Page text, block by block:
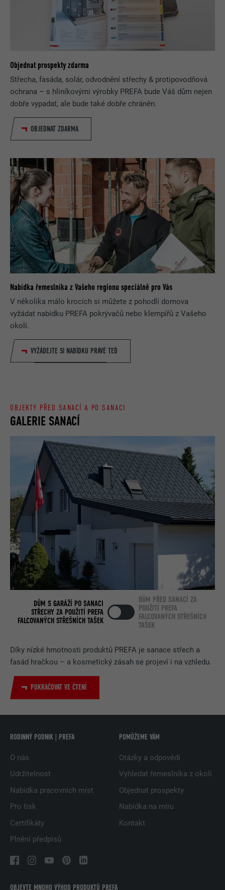
Objednat prospekty zdarma
Střecha, fasáda, solár, odvodnění střechy & protipovodňová
ochrana – s hliníkovými výrobky PREFA bude Váš dům nejen
dobře vypadat, ale bude také dobře chráněn.
OBJEDNAT ZDARMA
Nabídka řemeslníka z Vašeho regionu speciálně pro Vás
V několika málo krocích si můžete z pohodlí domova
vyžádat nabídku PREFA pokrývačů nebo klempířů z Vašeho
okolí.
VYŽÁDEJTE SI NABÍDKU PRÁVĚ TEĎ
Díky nízké hmotnosti produktů PREFA je sanace střech a
fasád hračkou – a kosmetický zásah se projeví i na vzhledu.
POKRAČOVAT VE ČTENÍ
GALERIE SANACÍ
OBJEKTY PŘED SANACÍ A PO SANACI
DŮM S GARÁŽÍ PO SANACI
STŘECHY ZA POUŽITÍ PREFA
FALCOVANÝCH STŘEŠNÍCH TAŠEK
DŮM PŘED SANACÍ ZA
POUŽITÍ PREFA
FALCOVANÝCH STŘEŠNÍCH
TAŠEK
OBJEVTE MNOHO VÝHOD PRODUKTŮ PREFA
RODINNÝ PODNIK | PREFA
O nás
Udržitelnost
Nabídka pracovních míst
Pro tisk
Certifikáty
Plnění předpisů
POMŮŽEME VÁM
Otázky a odpovědi
Vyhledat řemeslníka z okolí
Objednat prospekty
Nabídka na míru
Kontakt